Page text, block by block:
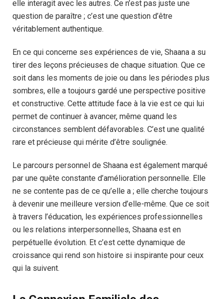
elle interagit avec les autres. Ce n’est pas juste une
question de paraître ; c’est une question d’être
véritablement authentique.
En ce qui concerne ses expériences de vie, Shaana a su
tirer des leçons précieuses de chaque situation. Que ce
soit dans les moments de joie ou dans les périodes plus
sombres, elle a toujours gardé une perspective positive
et constructive. Cette attitude face à la vie est ce qui lui
permet de continuer à avancer, même quand les
circonstances semblent défavorables. C’est une qualité
rare et précieuse qui mérite d’être soulignée.
Le parcours personnel de Shaana est également marqué
par une quête constante d’amélioration personnelle. Elle
ne se contente pas de ce qu’elle a ; elle cherche toujours
à devenir une meilleure version d’elle-même. Que ce soit
à travers l’éducation, les expériences professionnelles
ou les relations interpersonnelles, Shaana est en
perpétuelle évolution. Et c’est cette dynamique de
croissance qui rend son histoire si inspirante pour ceux
qui la suivent.